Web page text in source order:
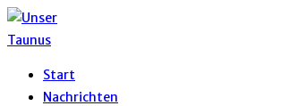
Zum
Inhalt
Start
Nachrichten